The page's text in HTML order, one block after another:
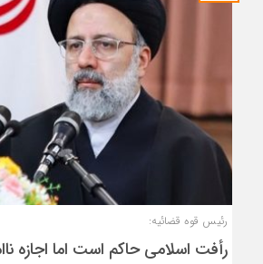
رئیس قوه قضائیه:
رأفت اسلامی حاکم است اما اجازه